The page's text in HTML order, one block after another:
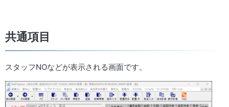
共通項目
スタッフNOなどが表示される画面です。